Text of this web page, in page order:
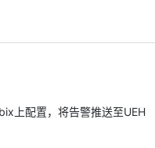
上配置，将告警推送至UEH